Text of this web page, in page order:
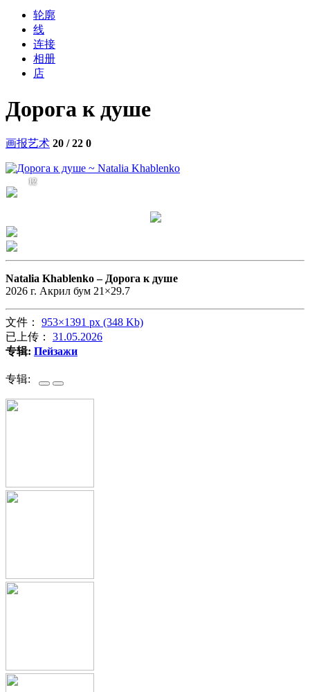
轮廓
线
连接
相册
店
Дорога к душе
画报艺术 20 / 22 0
12
Natalia Khablenko – Дорога к душе
2026 г. Акрил бум 21×29.7
文件： 953×1391 px (348 Kb)
已上传： 31.05.2026
专辑: Пейзажи
专辑: